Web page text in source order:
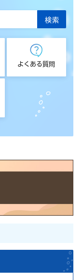
よくある質問